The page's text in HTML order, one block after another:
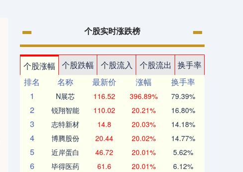
个股实时涨跌榜
个股涨幅 个股跌幅 个股流入 个股流出
换手率
排名
名称 最新价 涨幅
换手率
1
N展芯 116.52 396.89% 79.39%
2 锐翔智能 110.02 20.21% 16.80%
3 志特新材 14.8 20.03% 14.18%
4 博腾股份 20.44 20.02% 14.77%
5 近岸蛋白 46.72 20.01% 5.62%
6 毕得医药 61.6 20.01% 6.12%